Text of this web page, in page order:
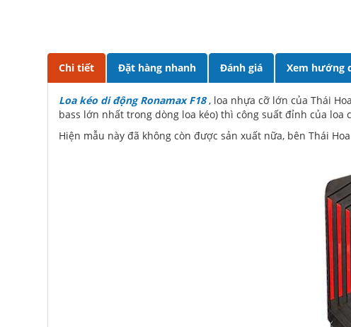
Chi tiết Đặt hàng nhanh Đánh giá Xem hướng
Loa kéo di động Ronamax F18, loa nhựa cỡ lớn của Thái
bass lớn nhất trong dòng loa kéo) thì công suất đỉnh của
Hiện mẫu này đã không còn được sản xuất nữa, bên Thái